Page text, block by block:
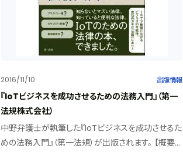
2016/11/10 出版情報
『IoTビジネスを成功させるための法務入門』（第一
法規株式会社）
中野弁護士が執筆した『IoTビジネスを成功させるた
めの法務入門』（第一法規）が出版されます。 【概要】